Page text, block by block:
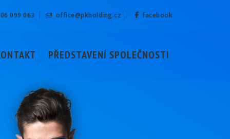
099 063 office@pkholding.cz facebook
PŘEDSTAVENÍ SPOLEČNOSTI